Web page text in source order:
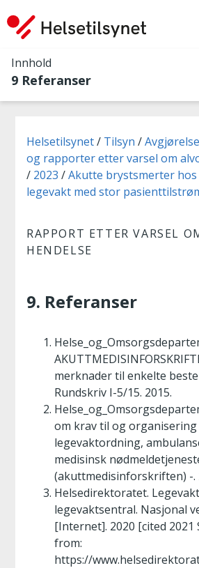
Innhold
9 Referanser
Du er her:
Helsetilsynet Tilsyn
og rapporter etter varsel om
2023
Akutte brystsmerter hos
legevakt med stor
RAPPORT ETTER VARSEL
HENDELSE
9. Referanser
merknader til enkelte
Rundskriv I-5/15. 2015.
om krav til og organisering
legevaktordning,
medisinsk
(akuttmedisinforskriften) -.
Helsedirektoratet.
legevaktsentral. Nasjonal
[Internet]. 2020 [cited 2021
from:
https://